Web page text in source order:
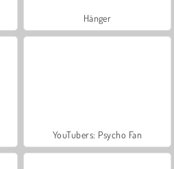
Hänger
YouTubers: Psycho Fan